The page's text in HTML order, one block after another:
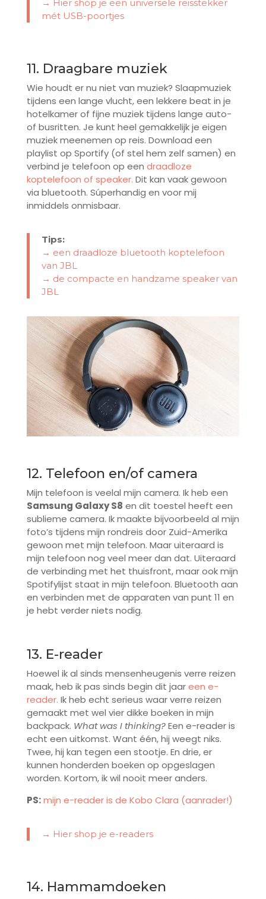
→ Hier shop je een universele reisstekker
mét USB-poortjes
11. Draagbare muziek
Wie houdt er nu niet van muziek? Slaapmuziek
tijdens een lange vlucht, een lekkere beat in je
hotelkamer of fijne muziek tijdens lange auto-
of busritten. Je kunt heel gemakkelijk je eigen
muziek meenemen op reis. Download een
playlist op Sportify (of stel hem zelf samen) en
verbind je telefoon op een draadloze
koptelefoon of speaker. Dit kan vaak gewoon
via bluetooth. Súperhandig en voor mij
inmiddels onmisbaar.
Tips:
→ een draadloze bluetooth koptelefoon
van JBL
→ de compacte en handzame speaker van
JBL
12. Telefoon en/of camera
Mijn telefoon is veelal mijn camera. Ik heb een
Samsung Galaxy S8 en dit toestel heeft een
sublieme camera. Ik maakte bijvoorbeeld al mijn
foto’s tijdens mijn rondreis door Zuid-Amerika
gewoon met mijn telefoon. Maar uiteraard is
mijn telefoon nog veel meer dan dat. Uiteraard
de verbinding met het thuisfront, maar ook mijn
Spotifylijst staat in mijn telefoon. Bluetooth aan
en verbinden met de apparaten van punt 11 en
je hebt verder niets nodig.
13. E-reader
Hoewel ik al sinds mensenheugenis verre reizen
maak, heb ik pas sinds begin dit jaareen e-
reader. Ik heb echt serieus waar verre reizen
gemaakt met wel vier dikke boeken in mijn
backpack. What was I thinking?Een e-reader is
echt een uitkomst. Want één, hij weegt niks.
Twee, hij kan tegen een stootje. En drie, er
kunnen honderden boeken op opgeslagen
worden. Kortom, ik wil nooit meer anders.
PS: mijn e-reader is de Kobo Clara (aanrader!)
→ Hier shop je e-readers
14. Hammamdoeken